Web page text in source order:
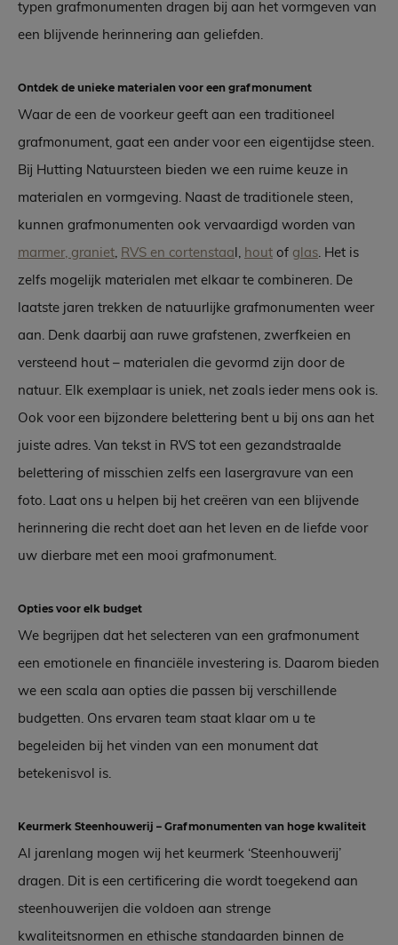
typen grafmonumenten dragen bij aan het vormgeven van
een blijvende herinnering aan geliefden.
Ontdek de unieke materialen voor een grafmonument
Waar de een de voorkeur geeft aan een traditioneel
grafmonument, gaat een ander voor een eigentijdse steen.
Bij Hutting Natuursteen bieden we een ruime keuze in
materialen en vormgeving. Naast de traditionele steen,
kunnen grafmonumenten ook vervaardigd worden van
marmer, graniet RVS en cortenstaal, hout of glas . Het is
zelfs mogelijk materialen met elkaar te combineren. De
laatste jaren trekken de natuurlijke grafmonumenten weer
aan. Denk daarbij aan ruwe grafstenen, zwerfkeien en
versteend hout – materialen die gevormd zijn door de
natuur. Elk exemplaar is uniek, net zoals ieder mens ook is.
Ook voor een bijzondere belettering bent u bij ons aan het
juiste adres. Van tekst in RVS tot een gezandstraalde
belettering of misschien zelfs een lasergravure van een
foto. Laat ons u helpen bij het creëren van een blijvende
herinnering die recht doet aan het leven en de liefde voor
uw dierbare met een mooi grafmonument.
Opties voor elk budget
We begrijpen dat het selecteren van een grafmonument
een emotionele en financiële investering is. Daarom bieden
we een scala aan opties die passen bij verschillende
budgetten. Ons ervaren team staat klaar om u te
begeleiden bij het vinden van een monument dat
betekenisvol is.
Keurmerk Steenhouwerij – Grafmonumenten van hoge kwaliteit
Al jarenlang mogen wij het keurmerk ‘Steenhouwerij’
dragen. Dit is een certificering die wordt toegekend aan
steenhouwerijen die voldoen aan strenge
kwaliteitsnormen en ethische standaarden binnen de